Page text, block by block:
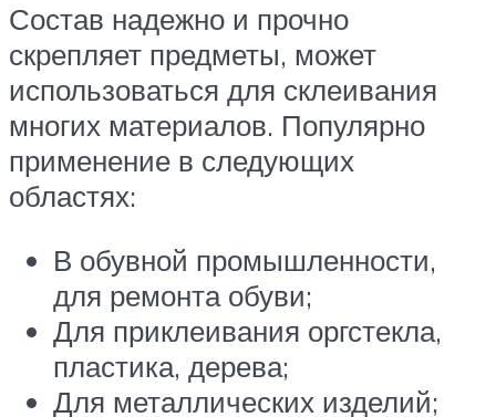
Состав надежно и прочно
скрепляет предметы, может
использоваться для склеивания
многих материалов. Популярно
применение в следующих
областях:
В обувной промышленности,
для ремонта обуви;
Для приклеивания оргстекла,
пластика, дерева;
Для металлических изделий;